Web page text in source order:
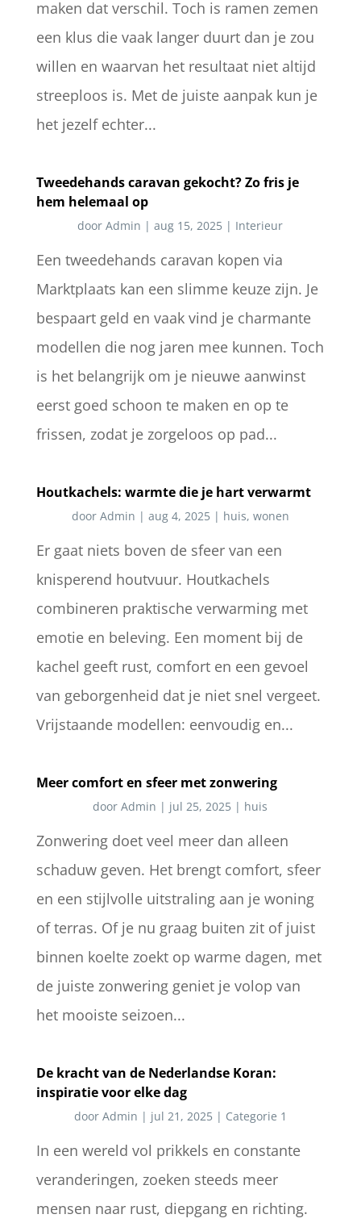
maken dat verschil. Toch is ramen zemen
een klus die vaak langer duurt dan je zou
willen en waarvan het resultaat niet altijd
streeploos is. Met de juiste aanpak kun je
het jezelf echter...
Tweedehands caravan gekocht? Zo fris je
hem helemaal op
doorAdmin |aug 15, 2025 | Interieur
Een tweedehands caravan kopen via
Marktplaats kan een slimme keuze zijn. Je
bespaart geld en vaak vind je charmante
modellen die nog jaren mee kunnen. Toch
is het belangrijk om je nieuwe aanwinst
eerst goed schoon te maken en op te
frissen, zodat je zorgeloos op pad...
Houtkachels: warmte die je hart verwarmt
door Admin | aug 4, 2025 | huis, wonen
Er gaat niets boven de sfeer van een
knisperend houtvuur. Houtkachels
combineren praktische verwarming met
emotie en beleving. Een moment bij de
kachel geeft rust, comfort en een gevoel
van geborgenheid dat je niet snel vergeet.
Vrijstaande modellen: eenvoudig en...
Meer comfort en sfeer met zonwering
doorAdmin | jul 25, 2025 | huis
Zonwering doet veel meer dan alleen
schaduw geven. Het brengt comfort, sfeer
en een stijlvolle uitstraling aan je woning
of terras. Of je nu graag buiten zit of juist
binnen koelte zoekt op warme dagen, met
de juiste zonwering geniet je volop van
het mooiste seizoen...
De kracht van de Nederlandse Koran:
inspiratie voor elke dag
door Admin | jul 21, 2025 | Categorie 1
In een wereld vol prikkels en constante
veranderingen, zoeken steeds meer
mensen naar rust, diepgang en richting.